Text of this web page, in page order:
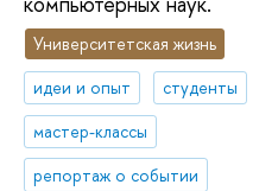
Университетская жизнь
идеи и опыт
студенты
мастер-классы
репортаж о событии